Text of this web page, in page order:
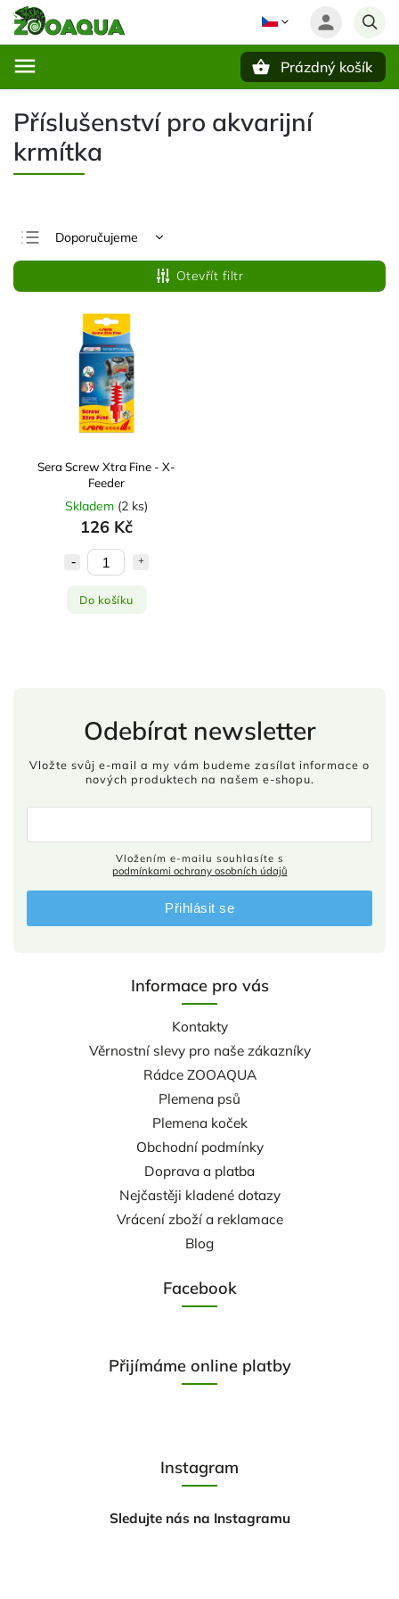
Prázdný košík
Příslušenství pro akvarijní
krmítka
Doporučujeme
Nejlevnější
Nejdražší
Nejprodávanější
Abecedně
Otevřít filtr
Sera Screw Xtra Fine - X-
Feeder
Skladem (2 ks)
126 Kč
Do košíku
Informace pro vás
Kontakty
Věrnostní slevy pro naše zákazníky
Rádce ZOOAQUA
Plemena psů
Plemena koček
Obchodní podmínky
Doprava a platba
Nejčastěji kladené dotazy
Vrácení zboží a reklamace
Blog
Facebook
Odebírat newsletter
Vložte svůj e-mail a my vám budeme zasílat informace o
nových produktech na našem e-shopu.
podmínkami ochrany osobních údajů
Přihlásit se
Přijímáme online platby
Instagram
Sledujte nás na Instagramu